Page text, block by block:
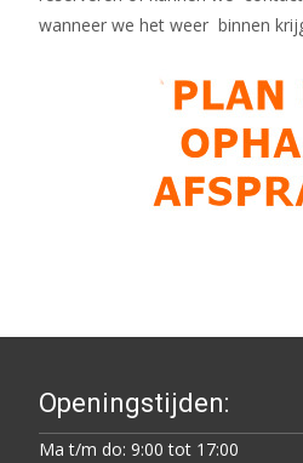
wanneer we het weer binnen
Openingstijden:
Ma t/m do: 9:00 tot 17:00